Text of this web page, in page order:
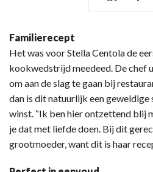
Familierecept
Het was voor Stella Centola de
kookwedstrijd meedeed. De chef
om aan de slag te gaan bij
dan is dit natuurlijk een geweldige
winst. “Ik ben hier ontzettend blij
je dat met liefde doen. Bij dit
grootmoeder, want dit is haar